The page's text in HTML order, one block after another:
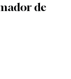
de